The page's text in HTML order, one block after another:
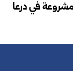
مشروعة في درعا